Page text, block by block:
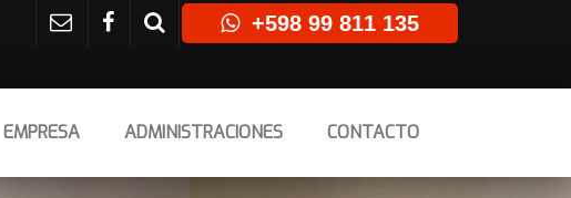
+598 99 811 135
EMPRESA ADMINISTRACIONES CONTACTO